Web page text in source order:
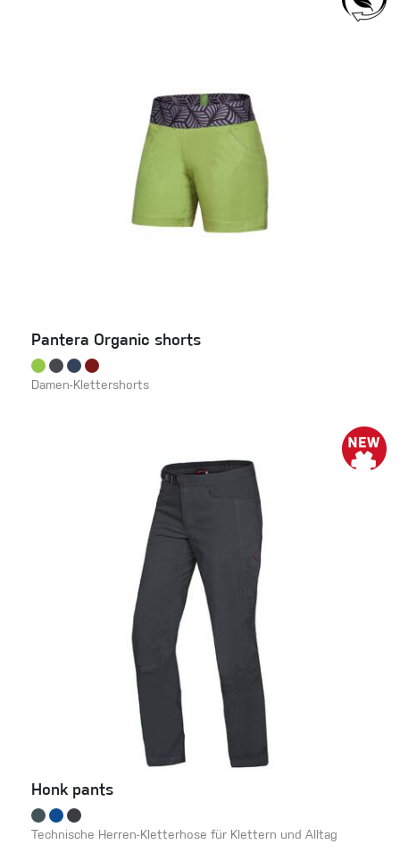
Pantera Organic shorts
Damen-Klettershorts
Honk pants
Technische Herren-Kletterhose für Klettern und Alltag